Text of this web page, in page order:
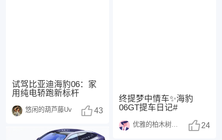
试驾比亚迪海豹06：家
用纯电轿跑新标杆
悠闲的葫芦藤Uv 43
终提梦中情车✨海豹
06GT提车日记#
优雅的柏木树1370 24